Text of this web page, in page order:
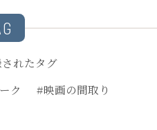
れたタグ
ク
#映画の間取り